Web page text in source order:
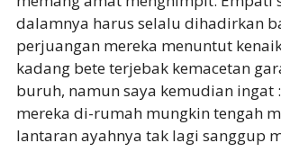
dalamnya harus selalu dihadirkan
perjuangan mereka menuntut
kadang bete terjebak kemacetan
buruh, namun saya kemudian ingat
mereka di-rumah mungkin tengah
lantaran ayahnya tak lagi sanggup